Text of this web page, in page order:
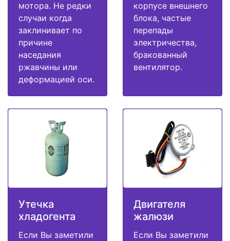
мотора. Не редки
случаи когда
заклинивает по
причине
наседания
ржавчины или
деформацией оси.
корпусе внешнего
блока, частые
перепады
электричества,
бракованный
вентилятор.
Утечка
хладогента
Если Вы заметили
Двигателя
жалюзи
Если Вы заметили